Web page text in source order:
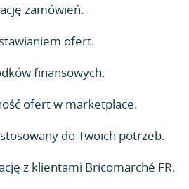
zamówień.
ofert.
finansowych.
ofert w marketplace.
do Twoich potrzeb.
z klientami Bricomarché FR.